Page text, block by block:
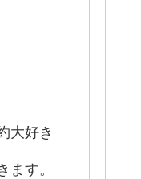
大好き
す。